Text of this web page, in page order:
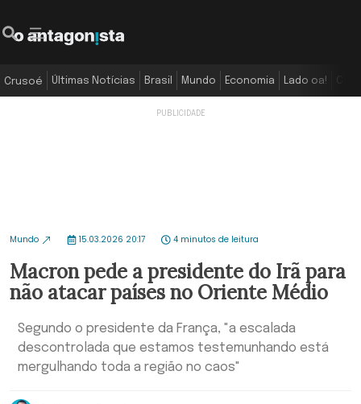
Crusoé Últimas Notícias Brasil Mundo Economia Lado oa!
Mundo 15.03.2026 20:17 4 minutos de leitura
Macron pede a presidente do Irã para
não atacar países no Oriente Médio
Segundo o presidente da França, "a escalada
descontrolada que estamos testemunhando está
mergulhando toda a região no caos"